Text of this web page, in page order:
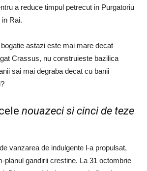
a reduce timpul petrecut in Purgatoriu
Rai.
astazi este mai mare decat
Crassus, nu construieste bazilica
sai mai degraba decat cu banii
nouazeci si cinci de teze
vanzarea de indulgente l-a propulsat,
planul gandirii crestine. La 31 octombrie